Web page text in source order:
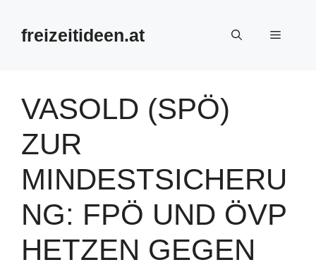
Inhalt
springenfreizeitideen.at Menü
VASOLD (SPÖ)
ZUR
MINDESTSICHERU
NG: FPÖ UND ÖVP
HETZEN GEGEN